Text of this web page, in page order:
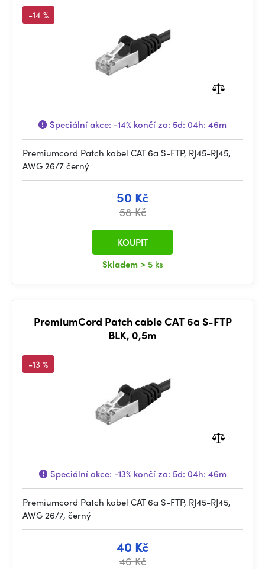
-14 %
Speciální akce: -14% končí za: 5d: 04h: 46m
Premiumcord Patch kabel CAT 6a S-FTP, RJ45-RJ45,
AWG 26/7 černý
50 Kč
58 Kč
Skladem > 5 ks
KOUPIT
PremiumCord Patch cable CAT 6a S-FTP
BLK, 0,5m
-13 %
Speciální akce: -13%končí za: 5d: 04h: 46m
Premiumcord Patch kabel CAT 6a S-FTP, RJ45-RJ45,
AWG 26/7, černý
40 Kč
46 Kč